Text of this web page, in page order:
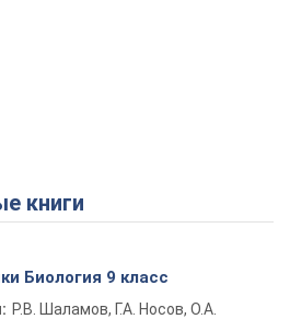
книги
Биология 9 класс
Р.В. Шаламов, Г.А. Носов, О.А.